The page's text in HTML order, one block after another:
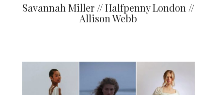
Savannah Miller // Halfpenny London //
Allison Webb